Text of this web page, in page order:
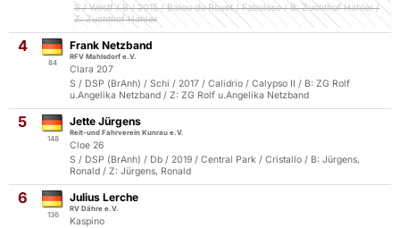
S / Westf / B / 2015 / Balou du Rouet / Fabuloso / B: Zuchthof Hahler /
Z: Zuchthof Hahler
4
84
Frank Netzband
RFV Mahlsdorf e.V.
Clara 207
S / DSP (BrAnh) / Schi / 2017 / Calidrio / Calypso II / B: ZG Rolf
u.Angelika Netzband / Z: ZG Rolf u.Angelika Netzband
5
148
Jette Jürgens
Reit-und Fahrverein Kunrau e.V.
Cloe 26
S / DSP (BrAnh) / Db / 2019 / Central Park / Cristallo / B: Jürgens,
Ronald / Z: Jürgens, Ronald
6
136
Julius Lerche
RV Dähre e.V.
Kaspino